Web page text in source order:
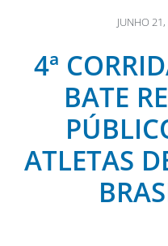
JUNHO
4ª
BATE
ATLETAS